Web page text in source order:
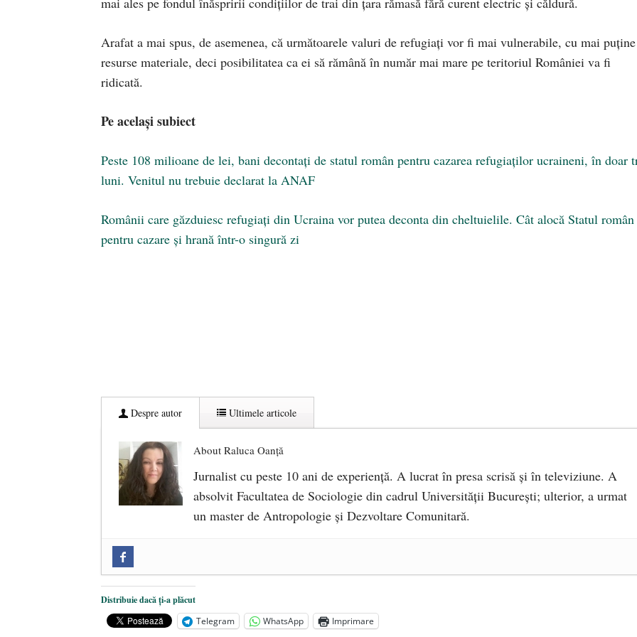
Arafat a mai spus, de asemenea, că următoarele valuri de refugiați vor fi mai vulnerabile, cu mai puține
resurse materiale, deci posibilitatea ca ei să rămână în număr mai mare pe teritoriul României va fi
ridicată.
Pe același subiect
Peste 108 milioane de lei, bani decontați de statul român pentru cazarea refugiaților ucraineni, în doar
luni. Venitul nu trebuie declarat la ANAF
Românii care găzduiesc refugiaţi din Ucraina vor putea deconta din cheltuielile. Cât alocă Statul român
pentru cazare și hrană într-o singură zi
Despre autor Ultimele articole
About Raluca Oanță
Jurnalist cu peste 10 ani de experiență. A lucrat în presa scrisă și în televiziune. A
absolvit Facultatea de Sociologie din cadrul Universității București; ulterior, a urmat
un master de Antropologie și Dezvoltare Comunitară.
comemorat la 102 ani de la naștere - 29 iulie 2024
„Carnea cultivată” în laborator, tot mai aproape de autorizare pentru comercializare în UE
iulie 2024
Distribuie dacă ți-a plăcut
Telegram
WhatsApp Imprimare